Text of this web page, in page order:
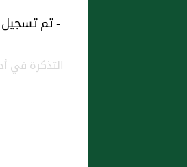
- تم تسجيل
التذكرة في